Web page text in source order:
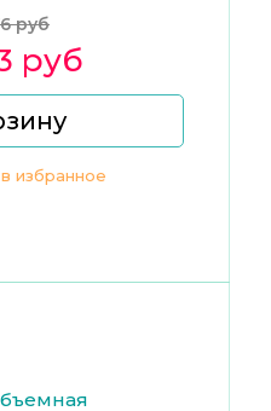
руб
руб
избранное